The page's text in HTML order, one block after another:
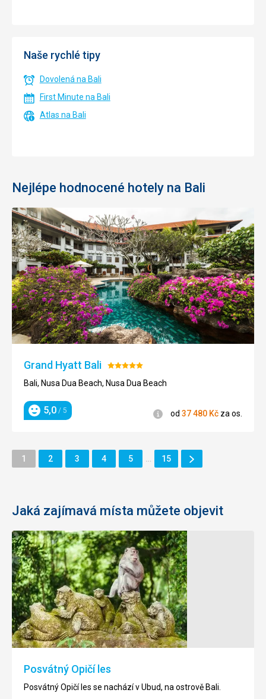
Naše rychlé tipy
Dovolená na Bali
First Minute na Bali
Atlas na Bali
Nejlépe hodnocené hotely na Bali
Grand Hyatt Bali Hodnocení:
5/5
Bali, Nusa Dua Beach, Nusa Dua Beach
Hodnocení
5,0 / 5 Informace
od 37 480 Kč za os.
Stránka
1 Stránka
2 Stránka
3 Stránka
4 Stránka
5 … Stránka
15
Další
Stránka
Jaká zajímavá místa můžete objevit
Posvátný Opičí les
Posvátný Opičí les se nachází v Ubud, na ostrově Bali.
Chrám
Uluwatu
Chrám
Uluwatu
se
nachází
na
straně
Bali.
Chrám
Tanah
Lot
Chrám
Tanah
Lot
se
jihozápadního